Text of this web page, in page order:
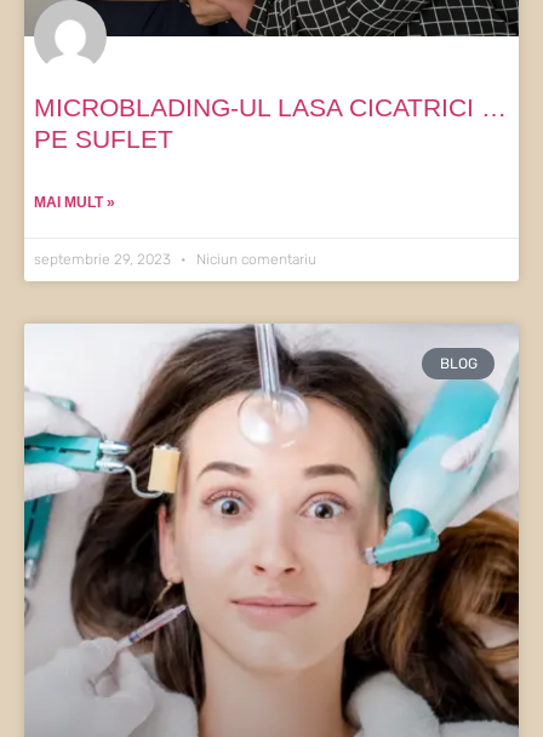
MICROBLADING-UL LASA CICATRICI …
PE SUFLET
MAI MULT »
septembrie 29, 2023 Niciun comentariu
BLOG